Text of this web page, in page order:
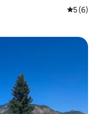
レビュー
5 (6)